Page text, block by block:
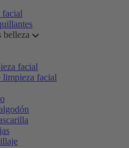
facial
belleza
facial
limpieza facial